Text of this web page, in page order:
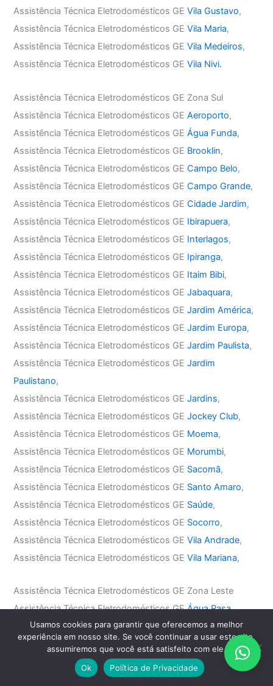
Assistência Técnica Eletrodomésticos GEVila Gustavo,
Assistência Técnica Eletrodomésticos GEVila Maria,
Assistência Técnica Eletrodomésticos GEVila Medeiros,
Assistência Técnica Eletrodomésticos GEVila Nivi.
Assistência Técnica Eletrodomésticos GE Zona Sul
Assistência Técnica Eletrodomésticos GEAeroporto,
Assistência Técnica Eletrodomésticos GEÁgua Funda,
Assistência Técnica Eletrodomésticos GE Brooklin,
Assistência Técnica Eletrodomésticos GECampo Belo,
Assistência Técnica Eletrodomésticos GECampo Grande,
Assistência Técnica Eletrodomésticos GECidade Jardim,
Assistência Técnica Eletrodomésticos GE Ibirapuera,
Assistência Técnica Eletrodomésticos GE Interlagos,
Assistência Técnica Eletrodomésticos GE Ipiranga,
Assistência Técnica Eletrodomésticos GE Itaim Bibi,
Assistência Técnica Eletrodomésticos GEJabaquara,
Assistência Técnica Eletrodomésticos GEJardim América,
Assistência Técnica Eletrodomésticos GEJardim Europa,
Assistência Técnica Eletrodomésticos GEJardim Paulista,
Assistência Técnica Eletrodomésticos GEJardim
Paulistano,
Assistência Técnica Eletrodomésticos GEJardins,
Assistência Técnica Eletrodomésticos GEJockey Club,
Assistência Técnica Eletrodomésticos GE Moema,
Assistência Técnica Eletrodomésticos GE Morumbi,
Assistência Técnica Eletrodomésticos GE Sacomã,
Assistência Técnica Eletrodomésticos GE Santo Amaro,
Assistência Técnica Eletrodomésticos GE Saúde,
Assistência Técnica Eletrodomésticos GE Socorro,
Assistência Técnica Eletrodomésticos GEVila Andrade,
Assistência Técnica Eletrodomésticos GEVila Mariana,
Assistência Técnica Eletrodomésticos GE Zona Leste
Assistência Técnica Eletrodomésticos GEÁgua Rasa,
Assistência Técnica Eletrodomésticos GEAnália Franco
Assistência Técnica Eletrodomésticos GE
Aricanduva
Assistência Técnica Eletrodomésticos GEBelém
Assistência Técnica Eletrodomésticos GEMooca
Usamos cookies para garantir que oferecemos a melhor
experiência em nosso site. Se você continuar a usar este site,
assumiremos que você está satisfeito com ele.
Ok
Política de Privacidade